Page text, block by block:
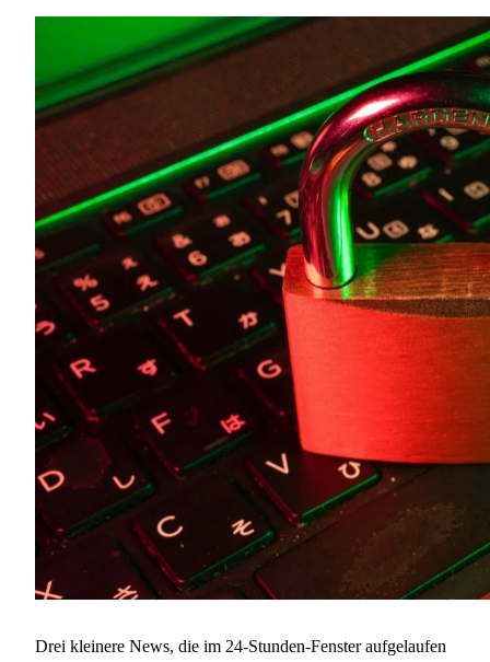
Drei kleinere News, die im 24-Stunden-Fenster aufgelaufen